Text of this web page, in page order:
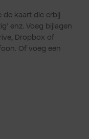
de kaart die erbij
enz. Voeg bijlagen
Dropbox of
Of voeg een